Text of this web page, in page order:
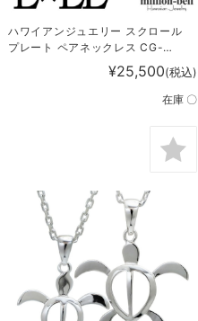
ハワイアンジュエリー スクロール
プレート ペアネックレス CG-
¥25,500(税込)
在庫 〇